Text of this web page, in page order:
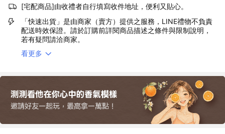
[宅配商品]由收禮者自行填寫收件地址，便利又貼心。
「快速出貨」是由商家（賣方）提供之服務，LINE禮物不負責
配送時效保證。請於訂購前詳閱商品描述之條件與限制說明，
若有疑問請洽商家。
看更多